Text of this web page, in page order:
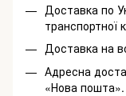
Доставка по
транспортної
Доставка на
Адресна
«Нова пошта».